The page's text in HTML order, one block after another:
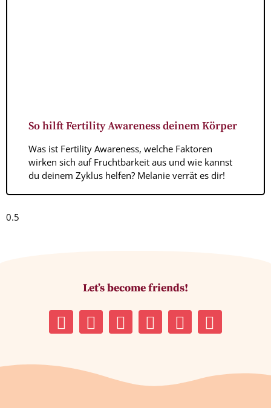
So hilft Fertility Awareness deinem Körper
Was ist Fertility Awareness, welche Faktoren
wirken sich auf Fruchtbarkeit aus und wie kannst
du deinem Zyklus helfen? Melanie verrät es dir!
Let’s become friends!